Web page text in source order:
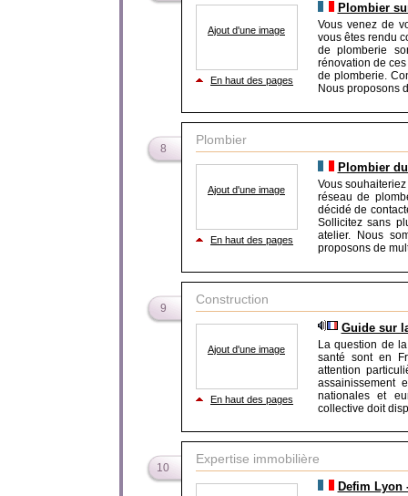
Ajout d'une image
En haut des pages
Plombier
Vous venez de
vous êtes rendu
de plomberie
rénovation de
de plomberie.
Nous proposons
8
Plombier
Ajout d'une image
En haut des pages
Plombier
Vous
réseau de
décidé de
Sollicitez sans
atelier. Nous
proposons de
9
Construction
Ajout d'une image
En haut des pages
Guide sur
La question de
santé sont en
attention
assainissement
nationales et
collective doit
10
Expertise immobilière
Defim